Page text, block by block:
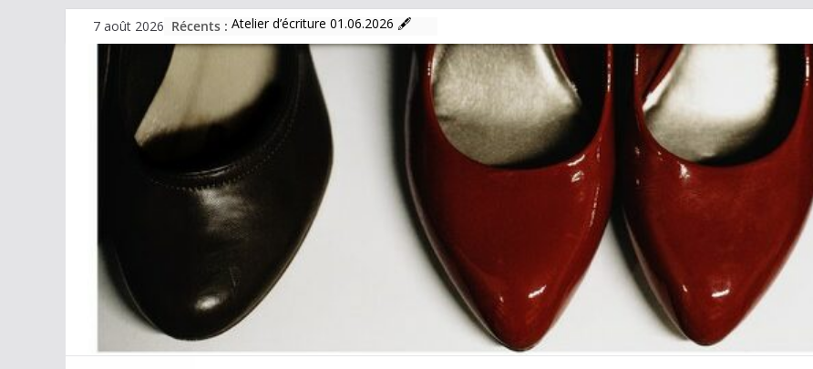
Passer
contenu
7 août 2026 Récents : Atelier d’écriture 01.06.2026 🖋
Atelier informatique
BOURSE AUX VÊTEMENTS
Programme d’activités 2025/2026